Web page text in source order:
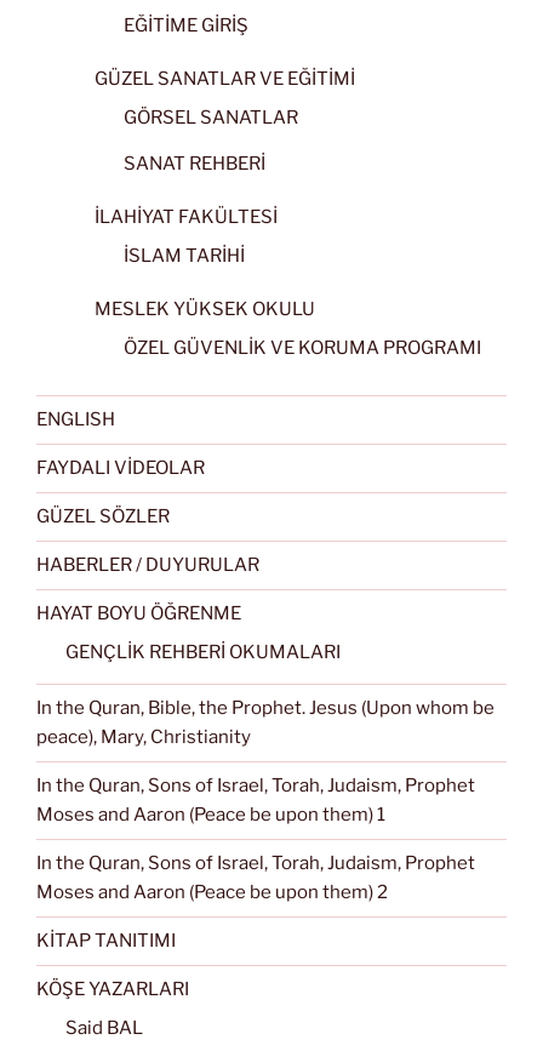
EĞİTİME GİRİŞ
GÜZEL SANATLAR VE EĞİTİMİ
GÖRSEL SANATLAR
SANAT REHBERİ
İLAHİYAT FAKÜLTESİ
İSLAM TARİHİ
MESLEK YÜKSEK OKULU
ÖZEL GÜVENLİK VE KORUMA PROGRAMI
ENGLISH
FAYDALI VİDEOLAR
GÜZEL SÖZLER
HABERLER / DUYURULAR
HAYAT BOYU ÖĞRENME
GENÇLİK REHBERİ OKUMALARI
In the Quran, Bible, the Prophet. Jesus (Upon whom be
peace), Mary, Christianity
In the Quran, Sons of Israel, Torah, Judaism, Prophet
Moses and Aaron (Peace be upon them) 1
In the Quran, Sons of Israel, Torah, Judaism, Prophet
Moses and Aaron (Peace be upon them) 2
KİTAP TANITIMI
KÖŞE YAZARLARI
Said BAL